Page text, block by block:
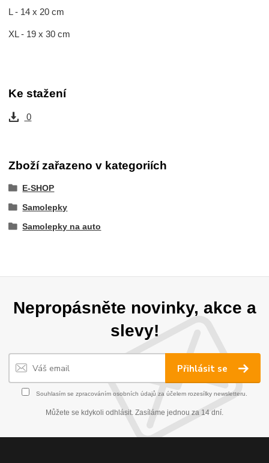
L - 14 x 20 cm
XL - 19 x 30 cm
Ke stažení
0
Zboží zařazeno v kategoriích
E-SHOP
Samolepky
Samolepky na auto
Nepropásněte novinky, akce a
slevy!
Přihlásit se
Souhlasím se zpracováním osobních údajů za účelem rozesílky newsletteru.
Můžete se kdykoli odhlásit. Zasíláme jednou za 14 dní.